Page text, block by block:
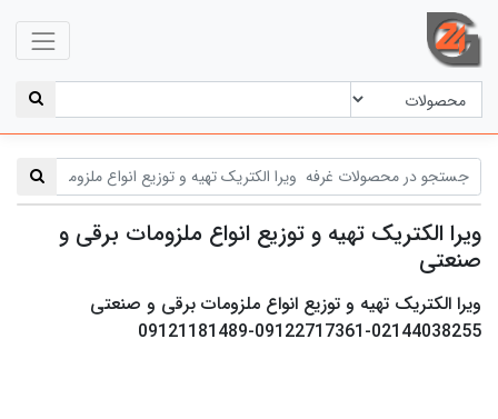
ویرا الکتریک تهیه و توزیع انواع ملزومات برقی و
صنعتی
ویرا الکتریک تهیه و توزیع انواع ملزومات برقی و صنعتی
02144038255-09122717361-09121181489